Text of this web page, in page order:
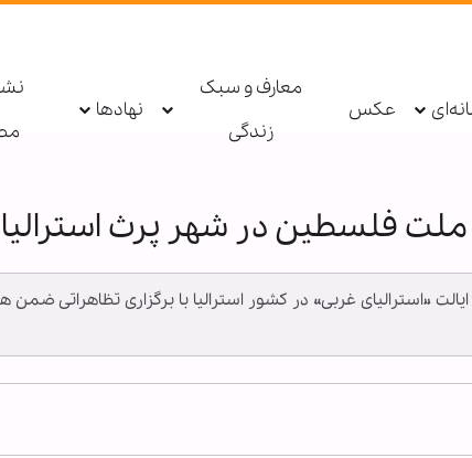
عکس
معارف و سبک
زندگی
نهادها
فلسطین در شهر پرث استرالیا
«استرالیای غربی» در کشور استرالیا با برگزاری تظاهراتی